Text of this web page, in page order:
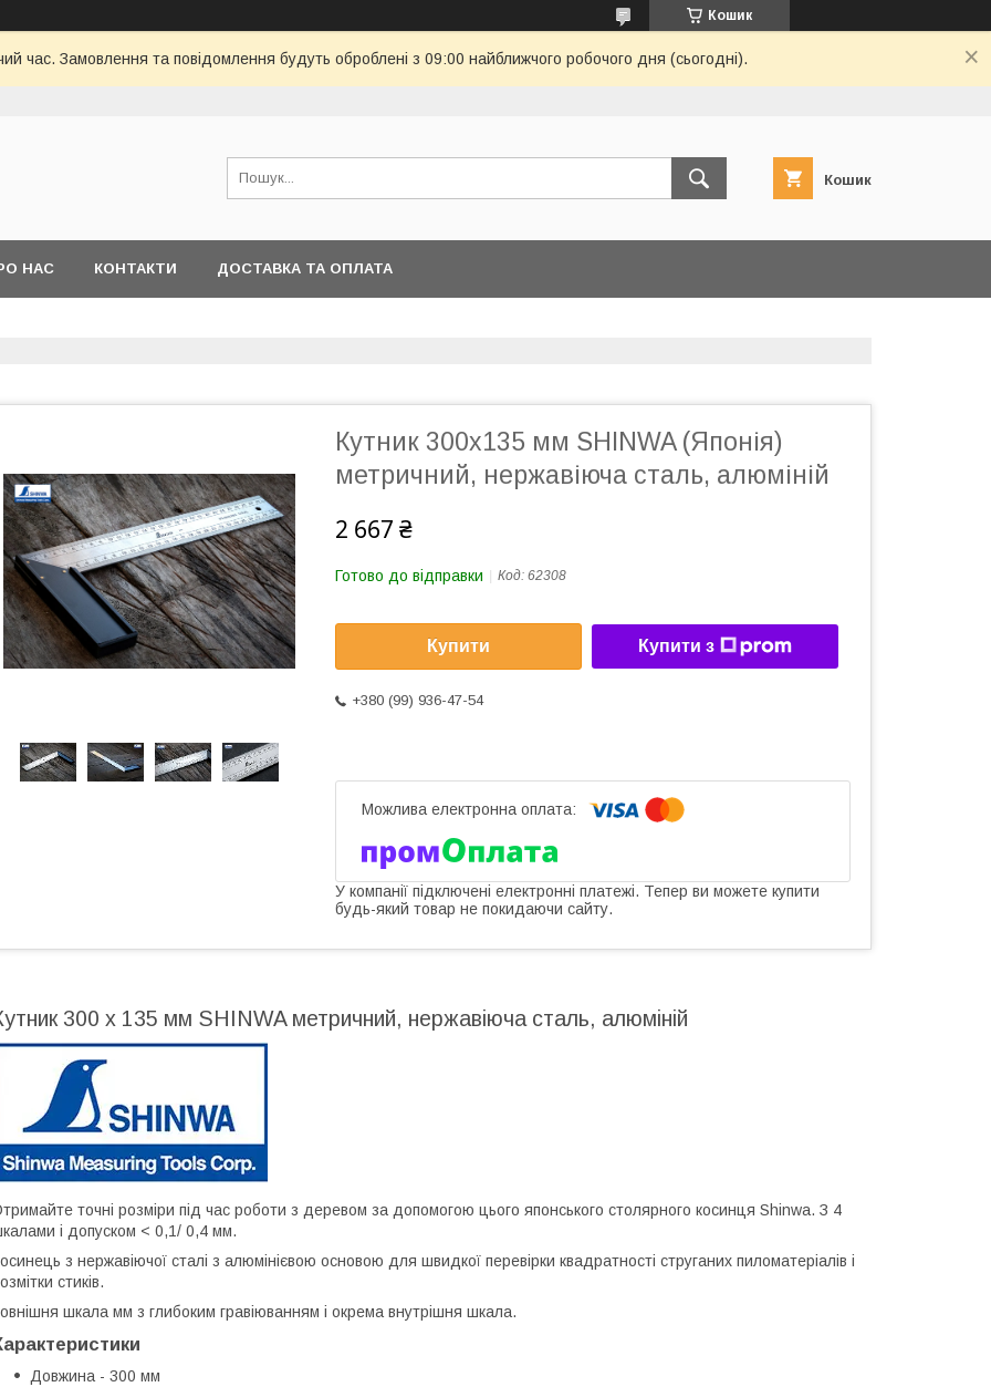
Кошик
час. Замовлення та повідомлення будуть оброблені з 09:00 найближчого робочого дня (сьогодні).
Кошик
НАС КОНТАКТИ ДОСТАВКА ТА ОПЛАТА
Кутник 300х135 мм SHINWA (Японія)
метричний, нержавіюча сталь, алюміній
2 667 ₴
Готово до відправки Код: 62308
Купити Купити з
+380 (99) 936-47-54
У компанії підключені електронні платежі. Тепер ви можете купити
будь-який товар не покидаючи сайту.
300 х 135 мм SHINWA метричний, нержавіюча сталь, алюміній
точні розміри під час роботи з деревом за допомогою цього японського столярного косинця Shinwa. З 4
і допуском < 0,1/ 0,4 мм.
з нержавіючої сталі з алюмінієвою основою для швидкої перевірки квадратності струганих пиломатеріалів і
стиків.
шкала мм з глибоким гравіюванням і окрема внутрішня шкала.
Довжина - 300 мм